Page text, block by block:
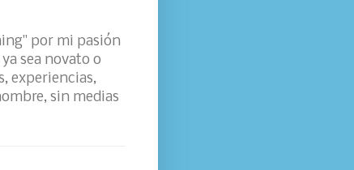
por mi pasión
sea novato o
experiencias,
sin medias